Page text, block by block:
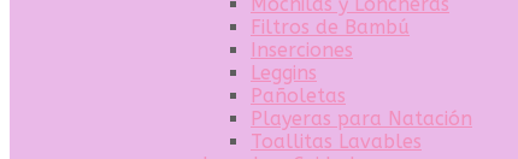
Filtros de Bambú
Inserciones
Leggins
Pañoletas
Playeras para Natación
Toallitas Lavables